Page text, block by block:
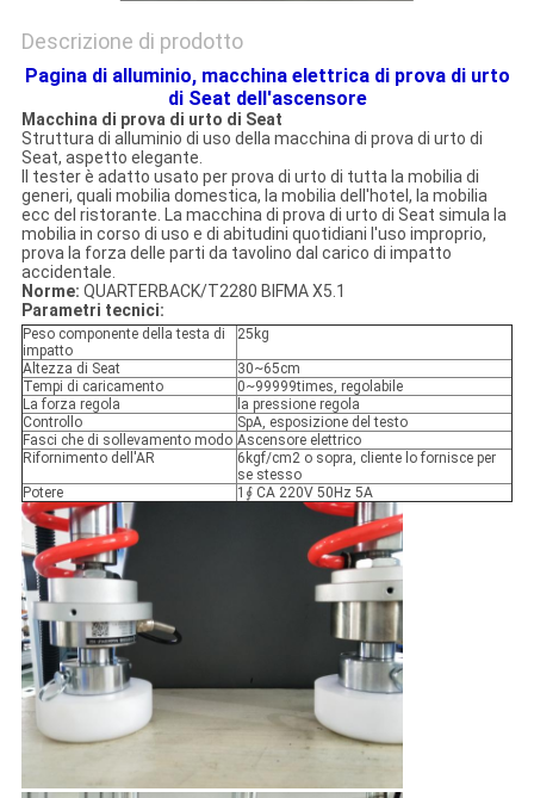
Descrizione di prodotto
Pagina di alluminio, macchina elettrica di prova di urto
di Seat dell'ascensore
Macchina di prova di urto di Seat
Struttura di alluminio di uso della macchina di prova di urto di
Seat, aspetto elegante.
Il tester è adatto usato per prova di urto di tutta la mobilia di
generi, quali mobilia domestica, la mobilia dell'hotel, la mobilia
ecc del ristorante. La macchina di prova di urto di Seat simula la
mobilia in corso di uso e di abitudini quotidiani l'uso improprio,
prova la forza delle parti da tavolino dal carico di impatto
accidentale.
Norme: QUARTERBACK/T2280 BIFMA X5.1
Parametri tecnici:
Peso componente della testa di
impatto
25kg
Altezza di Seat
30~65cm
Tempi di caricamento
0~99999times, regolabile
La forza regola
la pressione regola
Controllo
SpA, esposizione del testo
Fasci che di sollevamento modo Ascensore elettrico
Rifornimento dell'AR
6kgf/cm2 o sopra, cliente lo fornisce per
se stesso
Potere
1∮ CA 220V 50Hz 5A